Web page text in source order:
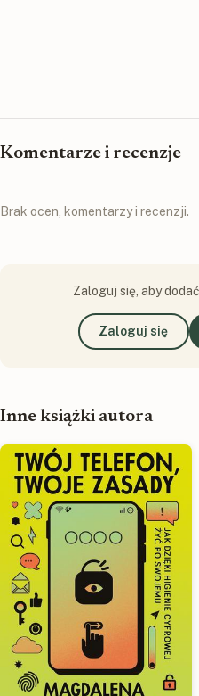
Komentarze i recenzje
Brak ocen, komentarzy i recenzji.
Zaloguj się, aby
Zaloguj się
Inne książki autora